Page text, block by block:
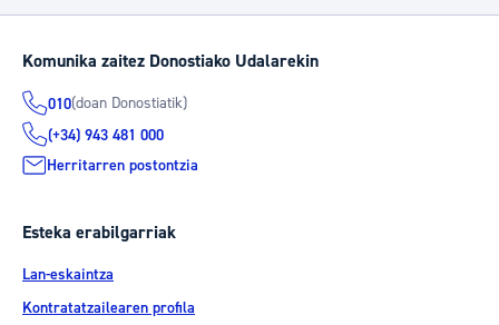
Komunika zaitez Donostiako Udalarekin
010(doan Donostiatik)
(+34) 943 481 000
Herritarren postontzia
Esteka erabilgarriak
Lan-eskaintza
Kontratatzailearen profila